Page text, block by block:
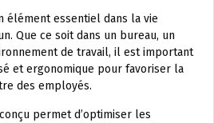
élément essentiel dans la vie
Que ce soit dans un bureau, un
de travail, il est important
et ergonomique pour favoriser la
des employés.
permet d’optimiser les